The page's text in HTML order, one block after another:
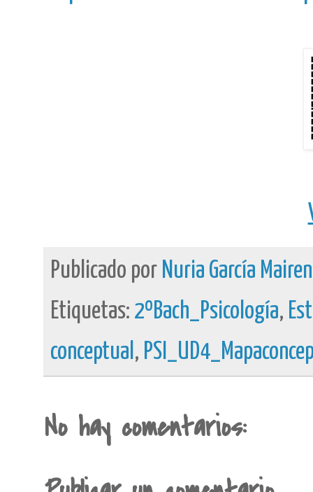
Publicado por Nuria García
Etiquetas: 2ºBach_Psicología,
conceptual ,
No hay comentarios: